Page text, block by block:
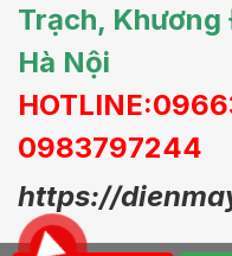
Trạch, Khương
Hà Nội
0983797244
https://